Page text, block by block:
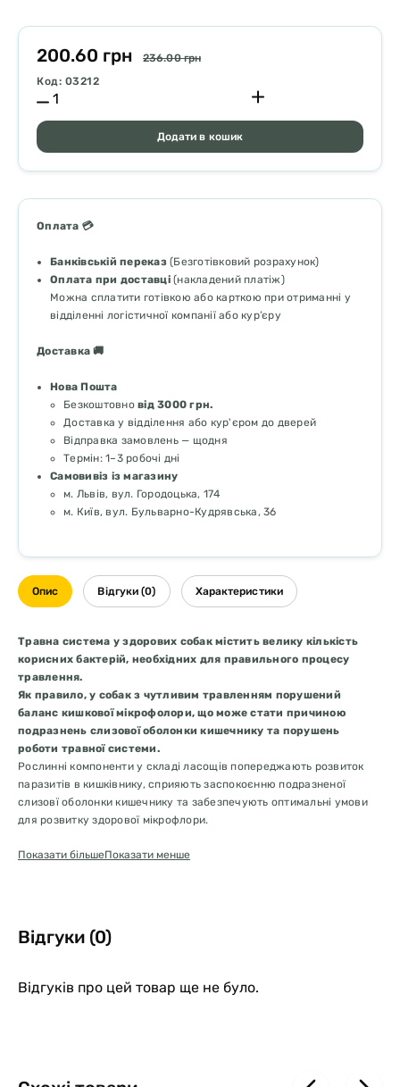
200.60 грн
236.00 грн
Код: 03212
Додати в кошик
Оплата 💳
Банківській переказ(Безготівковий розрахунок)
Оплата при доставці(накладений платіж)
Можна сплатити готівкою або карткою при отриманні у
відділенні логістичної компанії або кур’єру
Доставка 🚚
Нова Пошта
Безкоштовно від 3000 грн.
Доставка у відділення або кур'єром до дверей
Відправка замовлень — щодня
Термін: 1–3 робочі дні
Самовивіз із магазину
м. Львів, вул. Городоцька, 174
м. Київ, вул. Бульварно-Кудрявська, 36
Опис Відгуки (0) Характеристики
Травна система у здорових собак містить велику кількість
корисних бактерій, необхідних для правильного процесу
травлення.
Як правило, у собак з чутливим травленням порушений
баланс кишкової мікрофолори, що може стати причиною
подразнень слизової оболонки кишечнику та порушень
роботи травної системи.
Рослинні компоненти у складі ласощів попереджають розвиток
паразитів в кишківнику, сприяють заспокоєнню подразненої
слизовї оболонки кишечнику та забезпечують оптимальні умови
для розвитку здорової мікрофлори.
Показання:для профілактики виникнення проблем з кишковим
Склад:картопля, ягня (15%), рідкий крохмаль, жир оселедця (5%),
мананолігосахаридів), черемша (дикий часник) (10 г/кг), ромашка
(5 г/кг), м’ята (5 г/кг).
Показати більшеПоказати менше
Відгуки (0)
Відгуків про цей товар ще не було.